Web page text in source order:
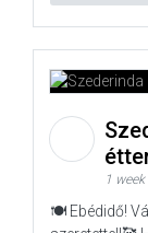
1
🍽️ Ebédidő!